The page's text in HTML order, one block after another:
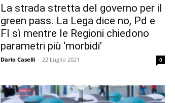
La strada stretta del governo per il
green pass. La Lega dice no, Pd e
FI sì mentre le Regioni chiedono
parametri più ‘morbidi’
Dario Caselli - 22 Luglio 2021 0